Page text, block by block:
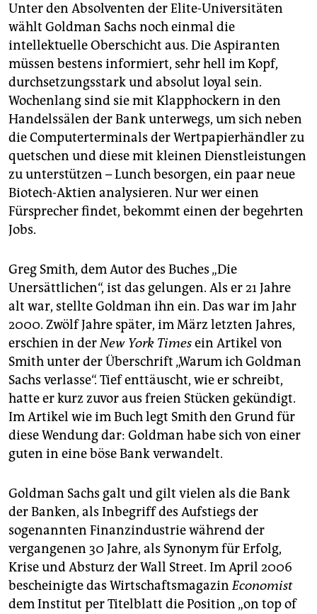
Unter den Absolventen der Elite-Universitäten
wählt Goldman Sachs noch einmal die
intellektuelle Oberschicht aus. Die Aspiranten
müssen bestens informiert, sehr hell im Kopf,
durchsetzungsstark und absolut loyal sein.
Wochenlang sind sie mit Klapphockern in den
Handelssälen der Bank unterwegs, um sich neben
die Computerterminals der Wertpapierhändler zu
quetschen und diese mit kleinen Dienstleistungen
zu unterstützen – Lunch besorgen, ein paar neue
Biotech-Aktien analysieren. Nur wer einen
Fürsprecher findet, bekommt einen der begehrten
Jobs.
Greg Smith, dem Autor des Buches „Die
Unersättlichen“, ist das gelungen. Als er 21 Jahre
alt war, stellte Goldman ihn ein. Das war im Jahr
2000. Zwölf Jahre später, im März letzten Jahres,
erschien in derNew York Timesein Artikel von
Smith unter der Überschrift „Warum ich Goldman
Sachs verlasse“. Tief enttäuscht, wie er schreibt,
hatte er kurz zuvor aus freien Stücken gekündigt.
Im Artikel wie im Buch legt Smith den Grund für
diese Wendung dar: Goldman habe sich von einer
guten in eine böse Bank verwandelt.
Goldman Sachs galt und gilt vielen als die Bank
der Banken, als Inbegriff des Aufstiegs der
sogenannten Finanzindustrie während der
vergangenen 30 Jahre, als Synonym für Erfolg,
Krise und Absturz der Wall Street. Im April 2006
bescheinigte das WirtschaftsmagazinEconomist
dem Institut per Titelblatt die Position „on top of